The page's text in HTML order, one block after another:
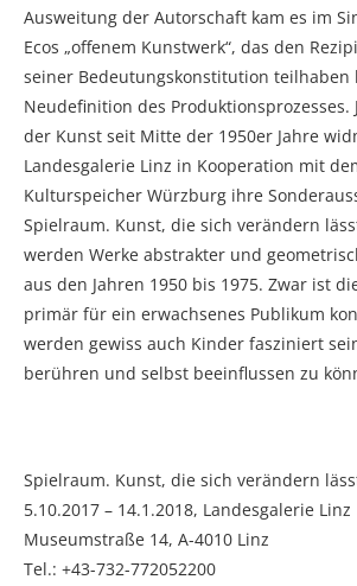
Ausweitung der Autorschaft kam es im
Ecos „offenem Kunstwerk“, das den
seiner Bedeutungskonstitution teilhaben
Neudefinition des Produktionsprozesses.
der Kunst seit Mitte der 1950er Jahre
Landesgalerie Linz in Kooperation mit
Kulturspeicher Würzburg ihre
Spielraum. Kunst, die sich verändern
werden Werke abstrakter und
aus den Jahren 1950 bis 1975. Zwar ist
primär für ein erwachsenes Publikum
werden gewiss auch Kinder fasziniert
berühren und selbst beeinflussen zu
Spielraum. Kunst, die sich verändern
5.10.2017 – 14.1.2018, Landesgalerie Linz
Museumstraße 14, A-4010 Linz
Tel.: +43-732-772052200